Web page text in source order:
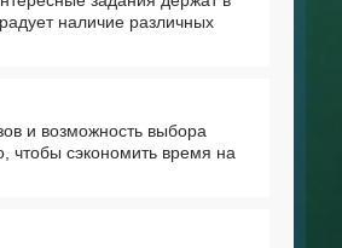
наличие различных
и возможность выбора
чтобы сэкономить время на